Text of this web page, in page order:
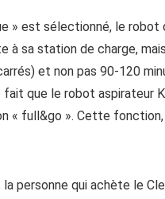
» est sélectionné, le robot
sa station de charge,
et non pas 90-120
que le robot aspirateur
« full&go ». Cette
personne qui achète le